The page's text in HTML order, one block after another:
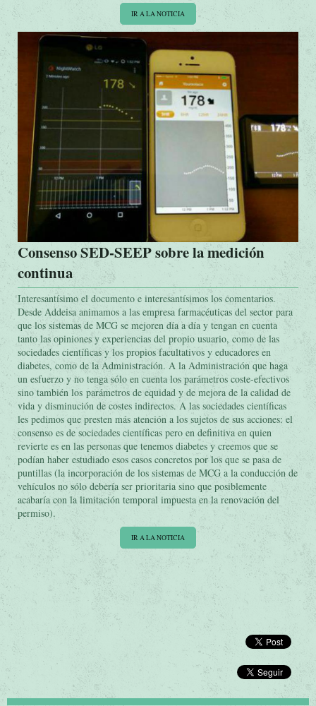
IR A LA NOTICIA
Consenso SED-SEEP sobre la medición
continua
Interesantísimo el documento e interesantísimos los comentarios.
Desde Addeisa animamos a las empresa farmacéuticas del sector para
que los sistemas de MCG se mejoren día a día y tengan en cuenta
tanto las opiniones y experiencias del propio usuario, como de las
sociedades científicas y los propios facultativos y educadores en
diabetes, como de la Administración. A la Administración que haga
un esfuerzo y no tenga sólo en cuenta los parámetros coste-efectivos
sino también los parámetros de equidad y de mejora de la calidad de
vida y disminución de costes indirectos. A las sociedades científicas
les pedimos que presten más atención a los sujetos de sus acciones: el
consenso es de sociedades científicas pero en definitiva en quien
revierte es en las personas que tenemos diabetes y creemos que se
podían haber estudiado esos casos concretos por los que se pasa de
puntillas (la incorporación de los sistemas de MCG a la conducción de
vehículos no sólo debería ser prioritaria sino que posiblemente
acabaría con la limitación temporal impuesta en la renovación del
permiso).
IR A LA NOTICIA